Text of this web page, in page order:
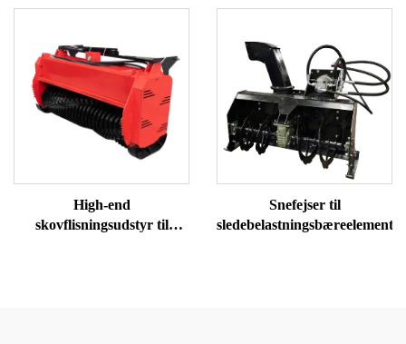
High-end
skovflisningsudstyr til
Snefejser til
sledebelastningsbæreelementer